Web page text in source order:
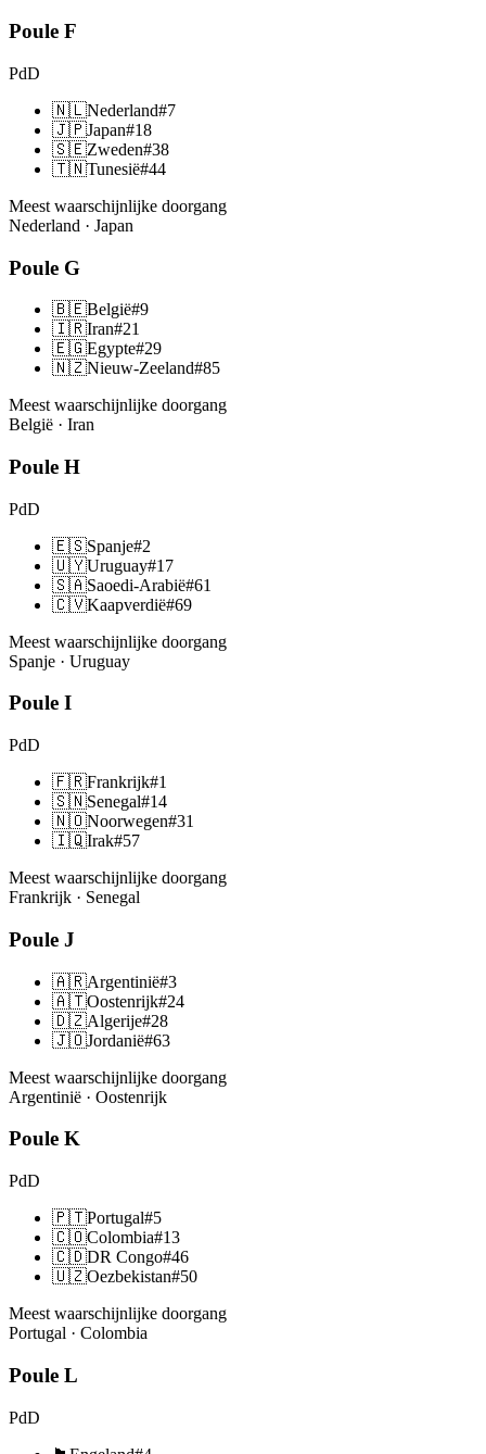
Poule F
PdD
🇳🇱Nederland#7
🇯🇵Japan#18
🇸🇪Zweden#38
🇹🇳Tunesië#44
Meest waarschijnlijke doorgang
Nederland · Japan
Poule G
🇧🇪België#9
🇮🇷Iran#21
🇪🇬Egypte#29
🇳🇿Nieuw-Zeeland#85
Meest waarschijnlijke doorgang
België · Iran
Poule H
PdD
🇪🇸Spanje#2
🇺🇾Uruguay#17
🇸🇦Saoedi-Arabië#61
🇨🇻Kaapverdië#69
Meest waarschijnlijke doorgang
Spanje · Uruguay
Poule I
PdD
🇫🇷Frankrijk#1
🇸🇳Senegal#14
🇳🇴Noorwegen#31
🇮🇶Irak#57
Meest waarschijnlijke doorgang
Frankrijk · Senegal
Poule J
🇦🇷Argentinië#3
🇦🇹Oostenrijk#24
🇩🇿Algerije#28
🇯🇴Jordanië#63
Meest waarschijnlijke doorgang
Argentinië · Oostenrijk
Poule K
PdD
🇵🇹Portugal#5
🇨🇴Colombia#13
🇨🇩DR Congo#46
🇺🇿Oezbekistan#50
Meest waarschijnlijke doorgang
Portugal · Colombia
Poule L
PdD